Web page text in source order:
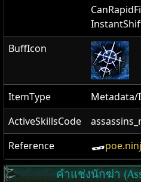
BuffIcon
ItemType
Metadata/
ActiveSkillsCode
Reference
คำแช่งนักฆ่า